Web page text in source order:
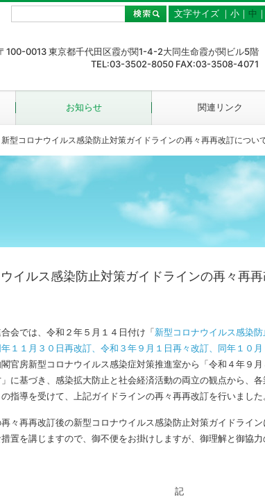
文字サイズ ｜ 小 ｜ 中 ｜
100-0013 東京都千代田区霞が関1-4-2大同生命霞が関ビル5階
TEL:03-3502-8050 FAX:03-3508-4071
お知らせ 関連リンク
新型コロナウイルス感染防止対策ガイドラインの再々再再改訂につい
イルス感染防止対策ガイドラインの再々再
会では、令和２年５月１４日付け「新型コロナウイルス感染
１１月３０日再改訂、令和３年９月１日再々改訂、同年１０月
官房新型コロナウイルス感染症対策推進室から「令和４年９
に基づき、感染拡大防止と社会経済活動の両立の観点から、
指導を受けて、上記ガイドラインの再々再再改訂を行いました
々再再改訂後の新型コロナウイルス感染防止対策ガイドライ
置を講じますので、御不便をお掛けしますが、御理解と御協力